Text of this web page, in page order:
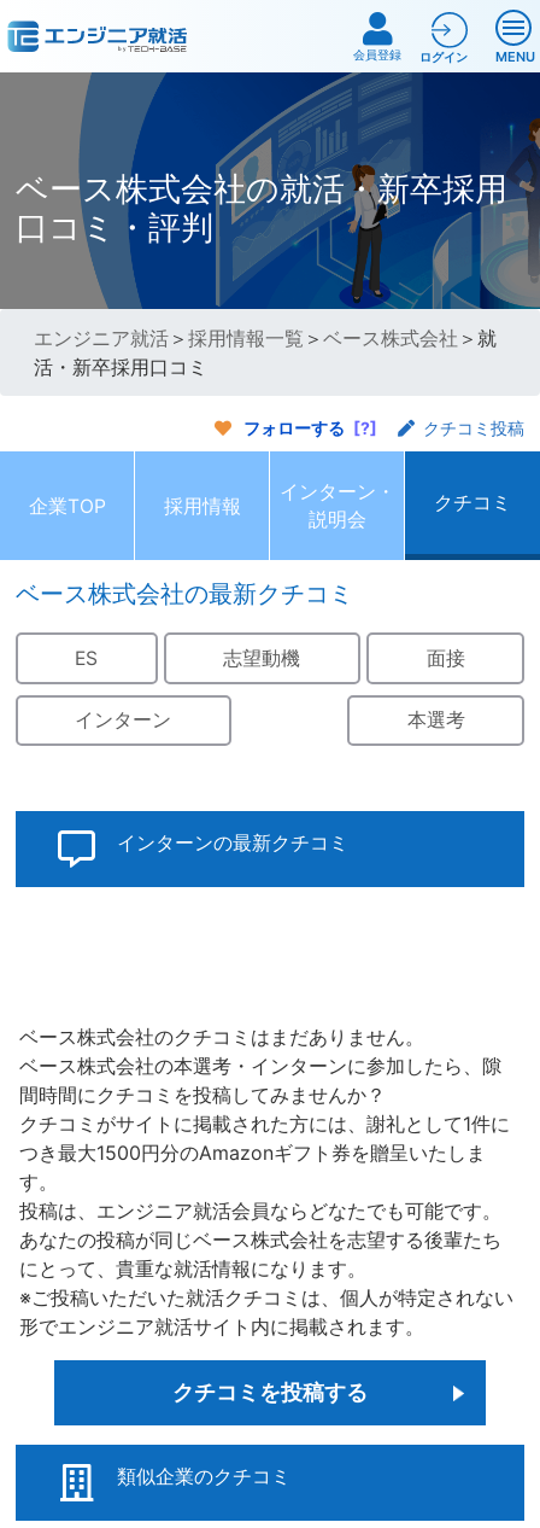
MENU
会員登録 ログイン
ベース株式会社の就活・新卒採用
口コミ・評判
エンジニア就活 ＞採用情報一覧 ＞ベース株式会社 ＞就
活・新卒採用口コミ
フォローする [?] クチコミ投稿
企業TOP 採用情報
インターン・
説明会
クチコミ
ベース株式会社の最新クチコミ
ES 志望動機 面接
インターン 本選考
インターンの最新クチコミ
ベース株式会社のクチコミはまだありません。
ベース株式会社の本選考・インターンに参加したら、隙
間時間にクチコミを投稿してみませんか？
クチコミがサイトに掲載された方には、謝礼として1件に
つき最大1500円分のAmazonギフト券を贈呈いたしま
す。
投稿は、エンジニア就活会員ならどなたでも可能です。
あなたの投稿が同じベース株式会社を志望する後輩たち
にとって、貴重な就活情報になります。
※ご投稿いただいた就活クチコミは、個人が特定されない
形でエンジニア就活サイト内に掲載されます。
クチコミを投稿する
類似企業のクチコミ